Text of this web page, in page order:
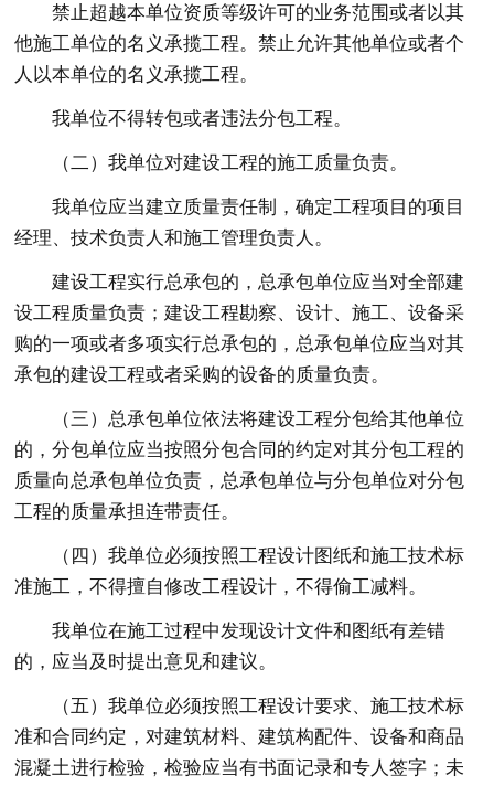
禁止超越本单位资质等级许可的业务范围或者以其
他施工单位的名义承揽工程。禁止允许其他单位或者个
人以本单位的名义承揽工程。
我单位不得转包或者违法分包工程。
（二）我单位对建设工程的施工质量负责。
我单位应当建立质量责任制，确定工程项目的项目
经理、技术负责人和施工管理负责人。
建设工程实行总承包的，总承包单位应当对全部建
设工程质量负责；建设工程勘察、设计、施工、设备采
购的一项或者多项实行总承包的，总承包单位应当对其
承包的建设工程或者采购的设备的质量负责。
（三）总承包单位依法将建设工程分包给其他单位
的，分包单位应当按照分包合同的约定对其分包工程的
质量向总承包单位负责，总承包单位与分包单位对分包
工程的质量承担连带责任。
（四）我单位必须按照工程设计图纸和施工技术标
准施工，不得擅自修改工程设计，不得偷工减料。
我单位在施工过程中发现设计文件和图纸有差错
的，应当及时提出意见和建议。
（五）我单位必须按照工程设计要求、施工技术标
准和合同约定，对建筑材料、建筑构配件、设备和商品
混凝土进行检验，检验应当有书面记录和专人签字；未